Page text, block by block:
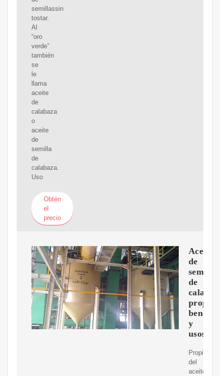
semillassin
tostar.
Al
“oro
verde”
también
se
le
llama
aceite
de
calabaza
o
aceite
de
semilla
de
calabaza.
Uso
Obtén
el
precio
Aceite
de
semillas
de
y
usos
del
aceite